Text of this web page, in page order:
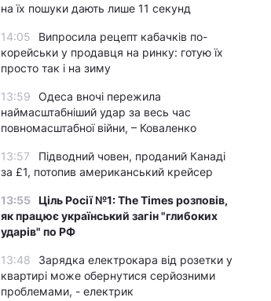
на їх пошуки дають лише 11 секунд
14:05
Випросила рецепт кабачків по-
корейськи у продавця на ринку: готую їх
просто так і на зиму
13:59
Одеса вночі пережила
наймасштабніший удар за весь час
повномасштабної війни, – Коваленко
13:57
Підводний човен, проданий Канаді
за £1, потопив американський крейсер
13:55 Ціль Росії №1: The Times розповів,
як працює український загін "глибоких
ударів" по РФ
13:48
Зарядка електрокара від розетки у
квартирі може обернутися серйозними
проблемами, - електрик